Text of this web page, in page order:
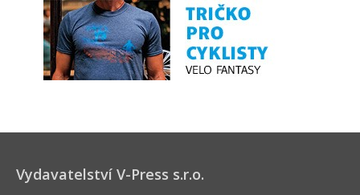
Vydavatelství V-Press s.r.o.